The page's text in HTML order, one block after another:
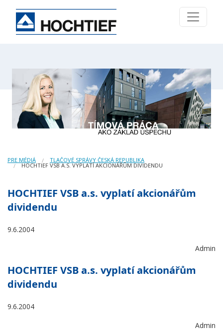
PRE MÉDIÁ TLAČOVÉ SPRÁVY ČESKÁ REPUBLIKA
HOCHTIEF VSB A.S. VYPLATÍ AKCIONÁŘŮM DIVIDENDU
HOCHTIEF VSB a.s. vyplatí akcionářům
dividendu
9.6.2004
Admin
HOCHTIEF VSB a.s. vyplatí akcionářům
dividendu
9.6.2004
Admin